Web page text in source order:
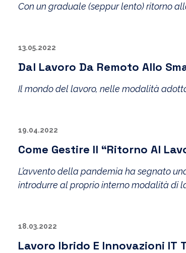
Con un graduale (seppur lento) ritorno
13.05.2022
Dal Lavoro Da Remoto Allo
Il mondo del lavoro, nelle modalità
19.04.2022
Come Gestire Il “ritorno Al
L’avvento della pandemia ha segnato
introdurre al proprio interno modalità di
18.03.2022
Lavoro Ibrido E Innovazioni IT